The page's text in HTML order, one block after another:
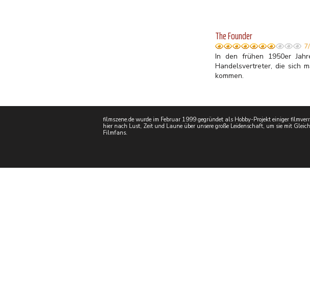
The Founder
In den frühen 1950er
Handelsvertreter, die sich
kommen.
filmszene.de wurde im Februar 1999 gegründet als Hobby-Projekt einiger
hier nach Lust, Zeit und Laune über unsere große Leidenschaft, um sie mit
Filmfans.